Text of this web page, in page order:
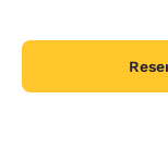
la habitación.
adicionales por